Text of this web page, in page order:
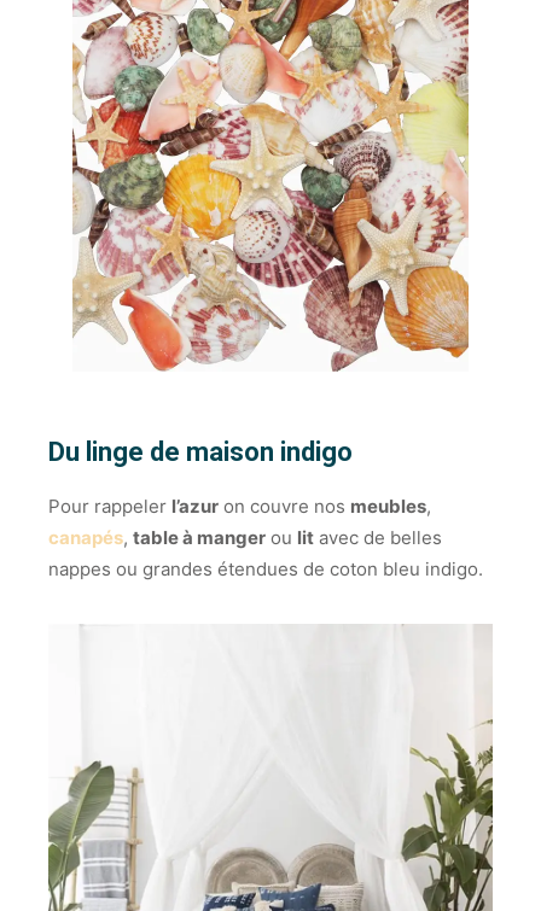
Du linge de maison indigo
Pour rappeler l’azur on couvre nos meubles,
canapés, table à manger ou lit avec de belles
nappes ou grandes étendues de coton bleu indigo.